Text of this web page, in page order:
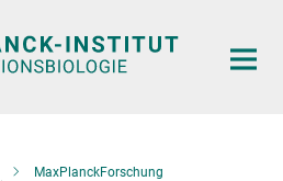
MaxPlanckForschung